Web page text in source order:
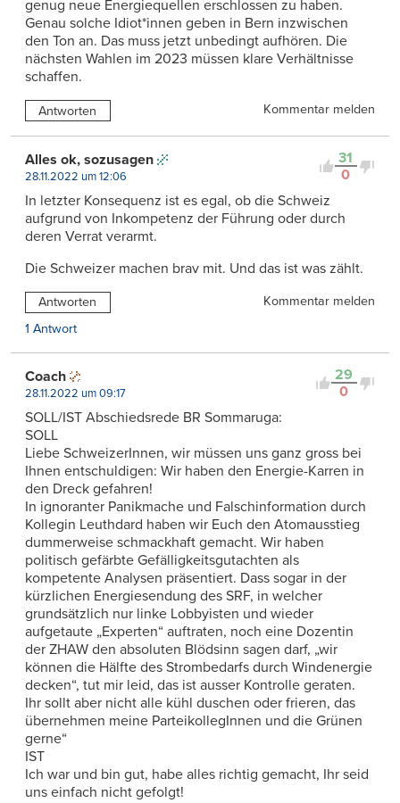
genug neue Energiequellen erschlossen zu haben.
Genau solche Idiot*innen geben in Bern inzwischen
den Ton an. Das muss jetzt unbedingt aufhören. Die
nächsten Wahlen im 2023 müssen klare Verhältnisse
schaffen.
Antworten Kommentar melden
31
0
Alles ok, sozusagen
28.11.2022 um 12:06
In letzter Konsequenz ist es egal, ob die Schweiz
aufgrund von Inkompetenz der Führung oder durch
deren Verrat verarmt.
Die Schweizer machen brav mit. Und das ist was zählt.
Antworten
Kommentar melden
1 Antwort
29
0
Coach
28.11.2022 um 09:17
SOLL/IST Abschiedsrede BR Sommaruga:
SOLL
Liebe SchweizerInnen, wir müssen uns ganz gross bei
Ihnen entschuldigen: Wir haben den Energie-Karren in
den Dreck gefahren!
In ignoranter Panikmache und Falschinformation durch
Kollegin Leuthdard haben wir Euch den Atomausstieg
dummerweise schmackhaft gemacht. Wir haben
politisch gefärbte Gefälligkeitsgutachten als
kompetente Analysen präsentiert. Dass sogar in der
kürzlichen Energiesendung des SRF, in welcher
grundsätzlich nur linke Lobbyisten und wieder
aufgetaute „Experten“ auftraten, noch eine Dozentin
der ZHAW den absoluten Blödsinn sagen darf, „wir
können die Hälfte des Strombedarfs durch Windenergie
decken“, tut mir leid, das ist ausser Kontrolle geraten.
Ihr sollt aber nicht alle kühl duschen oder frieren, das
übernehmen meine ParteikollegInnen und die Grünen
gerne“
IST
Ich war und bin gut, habe alles richtig gemacht, Ihr seid
uns einfach nicht gefolgt!